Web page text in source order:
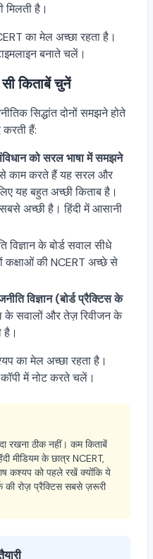
मिलती है।
का मेल अच्छा रहता है।
बनाते चलें।
सी किताबें चुनें
सिद्धांत दोनों समझने होते
हैं:
को सरल भाषा में समझने
काम करते हैं यह सरल और
यह बहुत अच्छी किताब है।
अच्छी है। हिंदी में आसानी
विज्ञान के बोर्ड सवाल सीधे
कक्षाओं की NCERT अच्छे से
विज्ञान (बोर्ड प्रैक्टिस के
के सवालों और तेज़ रिवीजन के
है।
का मेल अच्छा रहता है।
में नोट करते चलें।
रखना ठीक नहीं। कम किताबें
मीडियम के छात्र NCERT,
कश्यप को पहले रखें क्योंकि ये
की रोज़ प्रैक्टिस सबसे ज़रूरी